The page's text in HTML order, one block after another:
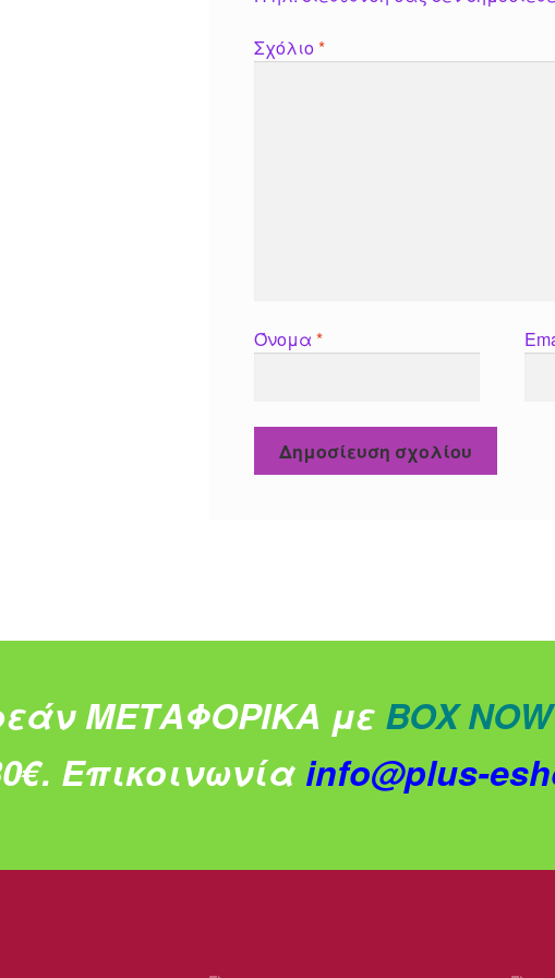
Σχόλιο*
Όνομα*
ΜΕΤΑΦΟΡΙΚΑ με BOX NOW
Επικοινωνία info@plus-